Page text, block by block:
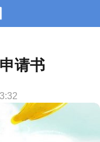
请书